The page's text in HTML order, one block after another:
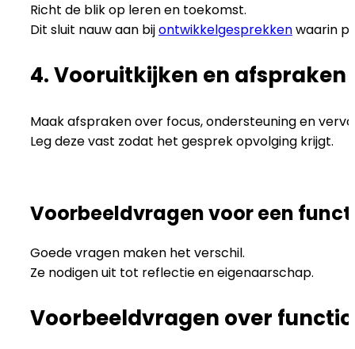
Richt de blik op leren en toekomst.
Dit sluit nauw aan bijontwikkelgesprekkenwaarin
4. Vooruitkijken en afspraken
Maak afspraken over focus, ondersteuning en
Leg deze vast zodat het gesprek opvolging krijgt.
Voorbeeldvragen voor een
Goede vragen maken het verschil.
Ze nodigen uit tot reflectie en eigenaarschap.
Voorbeeldvragen over